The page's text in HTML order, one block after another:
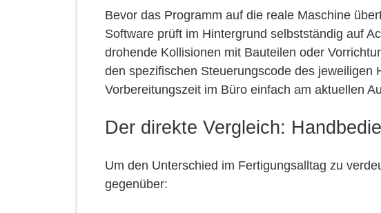
Bevor das Programm auf die reale Maschine
Software prüft im Hintergrund selbstständig auf
drohende Kollisionen mit Bauteilen oder
den spezifischen Steuerungscode des
Vorbereitungszeit im Büro einfach am aktuellen
Der direkte Vergleich:
Um den Unterschied im Fertigungsalltag zu
gegenüber: